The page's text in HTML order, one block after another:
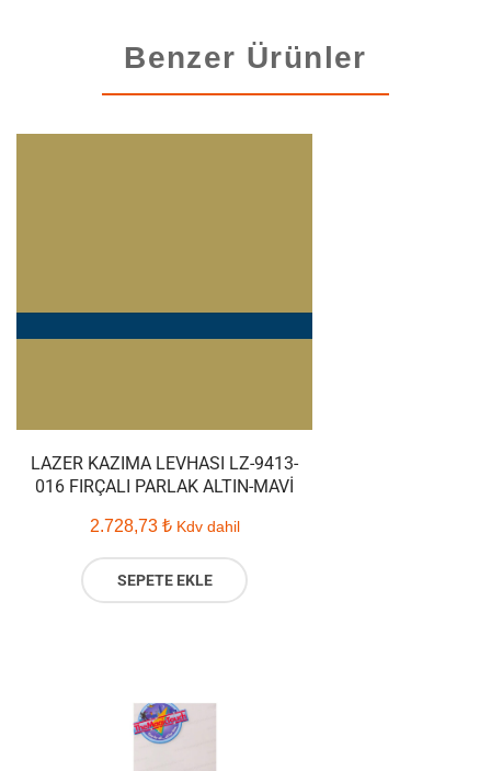
Benzer Ürünler
LAZER KAZIMA LEVHASI LZ-9413-
016 FIRÇALI PARLAK ALTIN-MAVI
2.728,73 ₺ Kdv dahil
SEPETE EKLE